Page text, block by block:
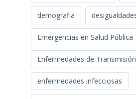
demografia
Emergencias en Salud Pública
Enfermedades de
enfermedades infecciosas